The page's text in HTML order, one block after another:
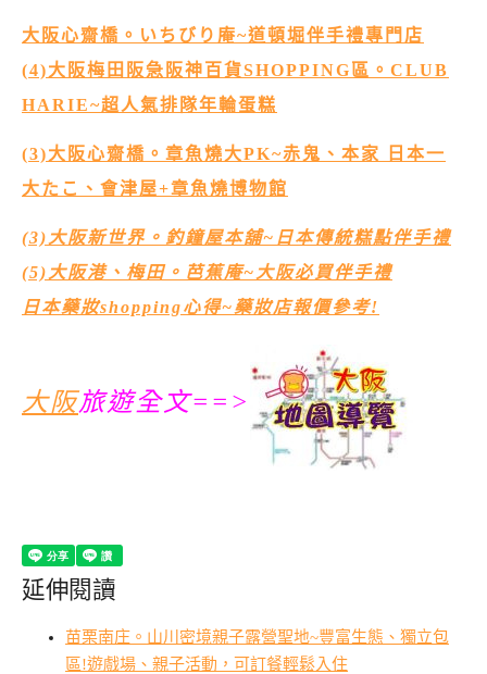
大阪心齋橋。いちびり庵~道頓堀伴手禮專門店
(4)大阪梅田阪急阪神百貨SHOPPING區。CLUB
HARIE~超人氣排隊年輪蛋糕
(3)大阪心齋橋。章魚燒大PK~赤鬼、本家 日本一
大たこ、會津屋+章魚燒博物館
(3)大阪新世界。釣鐘屋本舖~日本傳統糕點伴手禮
(5)大阪港、梅田。芭蕉庵~大阪必買伴手禮
日本藥妝shopping心得~藥妝店報價參考!
大阪旅遊全文==>
延伸閱讀
苗栗南庄。山川密境親子露營聖地~豐富生態、獨立包
區!遊戲場、親子活動，可訂餐輕鬆入住